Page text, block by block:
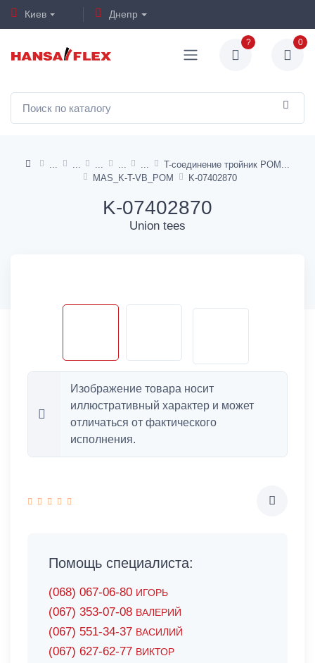
Киев Днепр
? 0
T-соединение тройник POM
MAS_K-T-VB_POM
K-07402870
K-07402870
Union tees
Изображение товара носит
иллюстративный характер и может
отличаться от фактического
исполнения.
Помощь специалиста:
(068) 067-06-80 ИГОРЬ
(067) 353-07-08 ВАЛЕРИЙ
(067) 551-34-37 ВАСИЛИЙ
(067) 627-62-77 ВИКТОР